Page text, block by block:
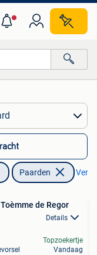
Paarden
de Regor
Details
Topzoekertje
Vandaag